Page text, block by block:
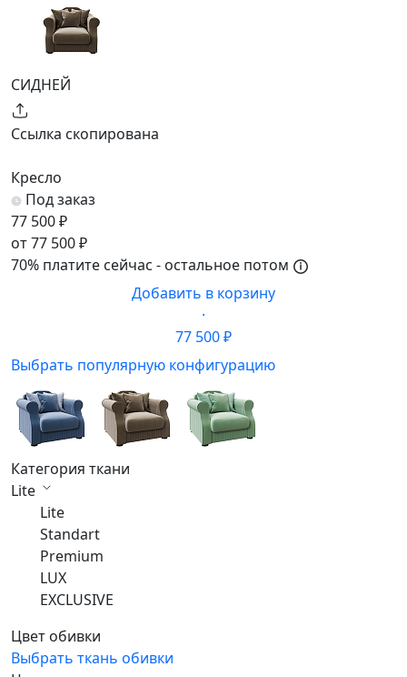
СИДНЕЙ
Ссылка скопирована
Кресло
Под заказ
77 500 ₽
от 77 500 ₽
70% платите сейчас - остальное потом
Добавить в корзину
·
77 500 ₽
Выбрать популярную конфигурацию
Категория ткани
Lite
Lite
Standart
Premium
LUX
EXCLUSIVE
Цвет обивки
Выбрать ткань обивки